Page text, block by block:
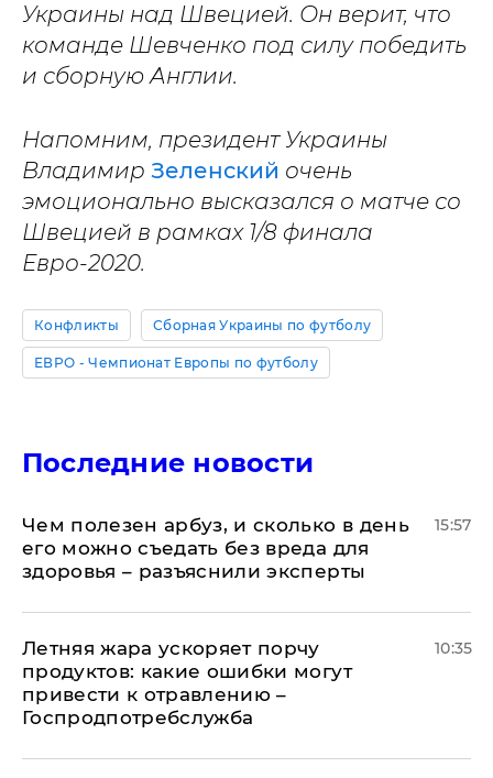
Украины над Швецией. Он верит, что
команде Шевченко под силу победить
и сборную Англии.
Напомним, президент Украины
Владимир Зеленский очень
эмоционально высказался о матче со
Швецией в рамках 1/8 финала
Евро-2020.
Конфликты Сборная Украины по футболу
ЕВРО - Чемпионат Европы по футболу
Последние новости
Чем полезен арбуз, и сколько в день
его можно съедать без вреда для
здоровья – разъяснили эксперты
15:57
Летняя жара ускоряет порчу
продуктов: какие ошибки могут
привести к отравлению –
Госпродпотребслужба
10:35